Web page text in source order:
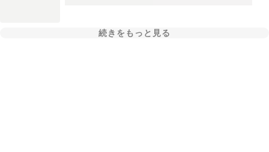
続きをもっと見る